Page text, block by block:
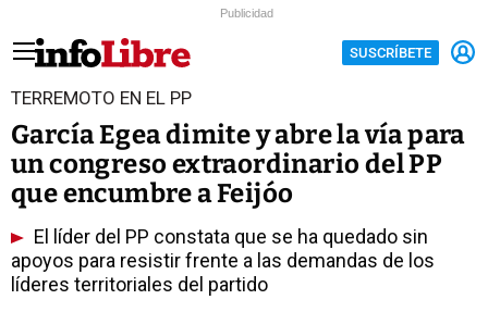
Publicidad
SUSCRÍBETE
TERREMOTO EN EL PP
García Egea dimite y abre la vía para
un congreso extraordinario del PP
que encumbre a Feijóo
El líder del PP constata que se ha quedado sin
apoyos para resistir frente a las demandas de los
líderes territoriales del partido